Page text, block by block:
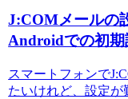
J:COMメールの
Androidでの初期
スマートフォンで
たいけれど、設定